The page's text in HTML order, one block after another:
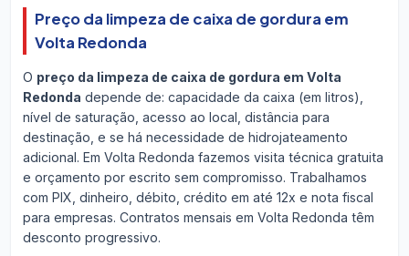
Preço da limpeza de caixa de gordura em
Volta Redonda
O preço da limpeza de caixa de gordura em Volta
Redonda depende de: capacidade da caixa (em litros),
nível de saturação, acesso ao local, distância para
destinação, e se há necessidade de hidrojateamento
adicional. Em Volta Redonda fazemos visita técnica gratuita
e orçamento por escrito sem compromisso. Trabalhamos
com PIX, dinheiro, débito, crédito em até 12x e nota fiscal
para empresas. Contratos mensais em Volta Redonda têm
desconto progressivo.